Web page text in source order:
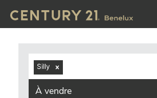
Silly
À vendre